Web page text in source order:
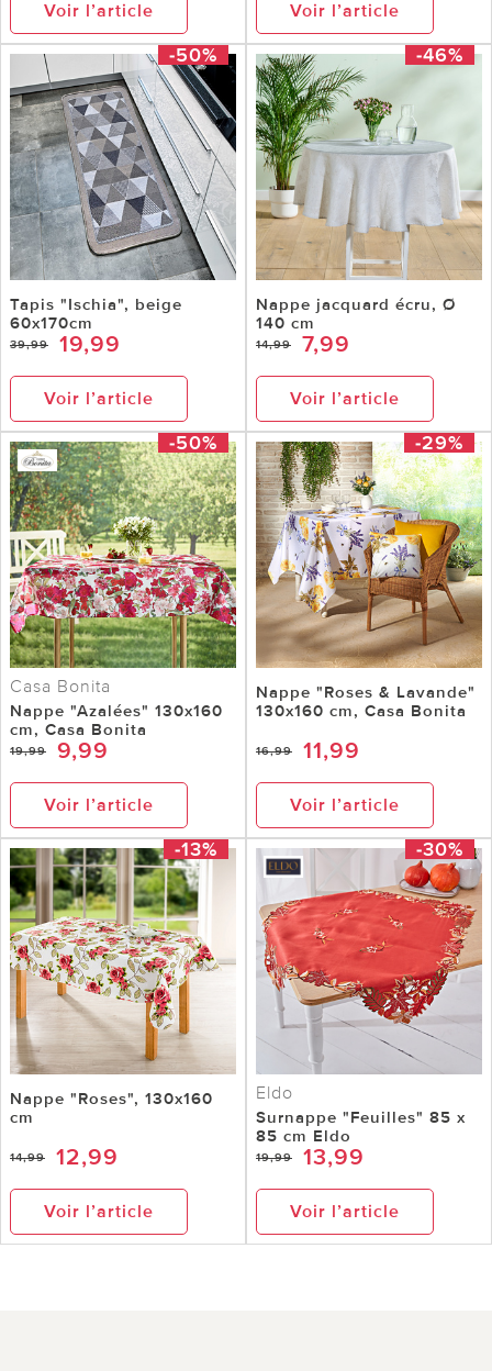
Voir l’article Voir l’article
-50%
Tapis "Ischia", beige
60x170cm
39,99 19,99
Voir l’article
-46%
Nappe jacquard écru, Ø
140 cm
14,99 7,99
Voir l’article
-50%
Casa Bonita
Nappe "Azalées" 130x160
cm, Casa Bonita
19,99 9,99
Voir l’article
-29%
Nappe "Roses & Lavande"
130x160 cm, Casa Bonita
16,99 11,99
Voir l’article
-13%
Nappe "Roses", 130x160
cm
14,99 12,99
Voir l’article
-30%
Eldo
Surnappe "Feuilles" 85 x
85 cm Eldo
19,99 13,99
Voir l’article